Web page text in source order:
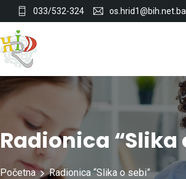
033/532-324 os.hrid1@bih.net.ba
Radionica “Slika
Početna Radionica “Slika o sebi”